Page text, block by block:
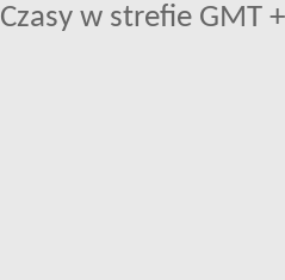
Czasy w strefie GMT